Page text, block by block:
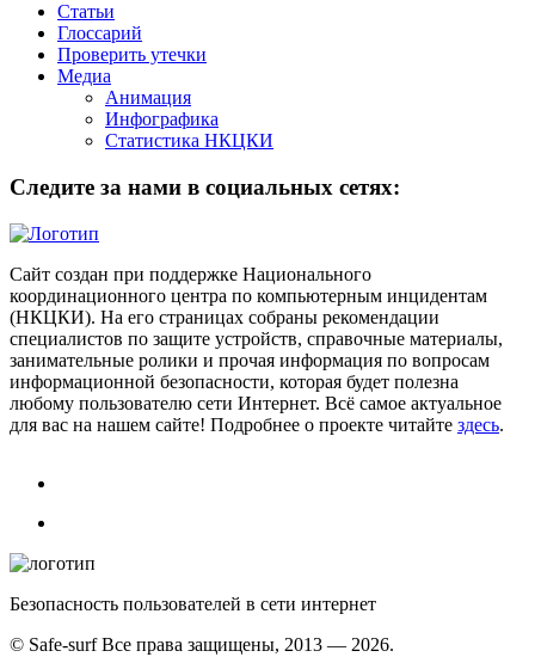
Статьи
Глоссарий
Проверить утечки
Медиа
Анимация
Инфографика
Статистика НКЦКИ
Следите за нами в социальных сетях:
Сайт создан при поддержке Национального
координационного центра по компьютерным инцидентам
(НКЦКИ). На его страницах собраны рекомендации
специалистов по защите устройств, справочные материалы,
занимательные ролики и прочая информация по вопросам
информационной безопасности, которая будет полезна
любому пользователю сети Интернет. Всё самое актуальное
для вас на нашем сайте! Подробнее о проекте читайте здесь.
Безопасность пользователей в сети интернет
© Safe-surf Все права защищены, 2013 — 2026.